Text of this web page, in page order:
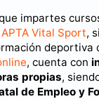
impartes
APTA Vital Sport,
deportiva
, cuenta con
propias,
de Empleo y